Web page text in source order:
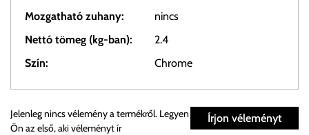
Mozgatható zuhany:
nincs
Nettó tömeg (kg-ban):
2.4
Szín:
Chrome
Személyes átvétel:
Írjon véleményt
Jelenleg nincs vélemény a termékről. Legyen
Ön az első, aki véleményt ír